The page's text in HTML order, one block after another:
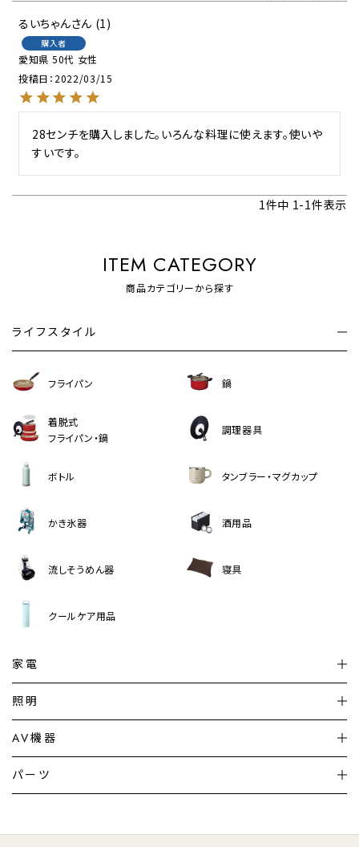
るいちゃん
1
購入者
愛知県 50代 女性
投稿日 2022/03/15
28センチを購入しました。いろんな料理に使えます。使いや
すいです。
1件中 1-1件表示
ITEM CATEGORY
商品カテゴリーから探す
ライフスタイル
フライパン 鍋
着脱式
フライパン・鍋
調理器具
ボトル タンブラー・マグカップ
かき氷器 酒用品
流しそうめん器 寝具
クールケア用品
家電
加湿器・空気清浄機
暖房機 掃除機
調理家電 生活家電
照明
シーリングライト
デスクライト
AV機器
テレビ
パーツ